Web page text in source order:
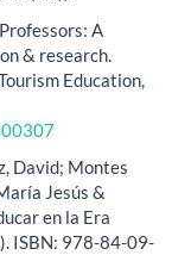
A
& research.
Education,
David; Montes
Jesús &
en la Era
ISBN: 978-84-09-